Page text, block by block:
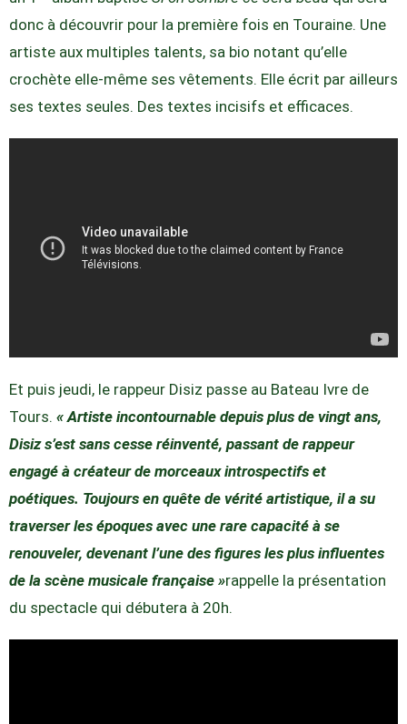
donc à découvrir pour la première fois en Touraine. Une
artiste aux multiples talents, sa bio notant qu’elle
crochète elle-même ses vêtements. Elle écrit par ailleurs
ses textes seules. Des textes incisifs et efficaces.
Et puis jeudi, le rappeur Disiz passe au Bateau Ivre de
Tours. « Artiste incontournable depuis plus de vingt ans,
Disiz s’est sans cesse réinventé, passant de rappeur
engagé à créateur de morceaux introspectifs et
poétiques. Toujours en quête de vérité artistique, il a su
traverser les époques avec une rare capacité à se
renouveler, devenant l’une des figures les plus influentes
de la scène musicale française »rappelle la présentation
du spectacle qui débutera à 20h.